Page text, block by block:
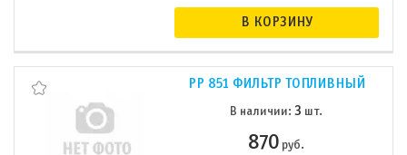
В КОРЗИНУ
PP 851 ФИЛЬТР ТОПЛИВНЫЙ
В наличии:3 шт.
870 руб.